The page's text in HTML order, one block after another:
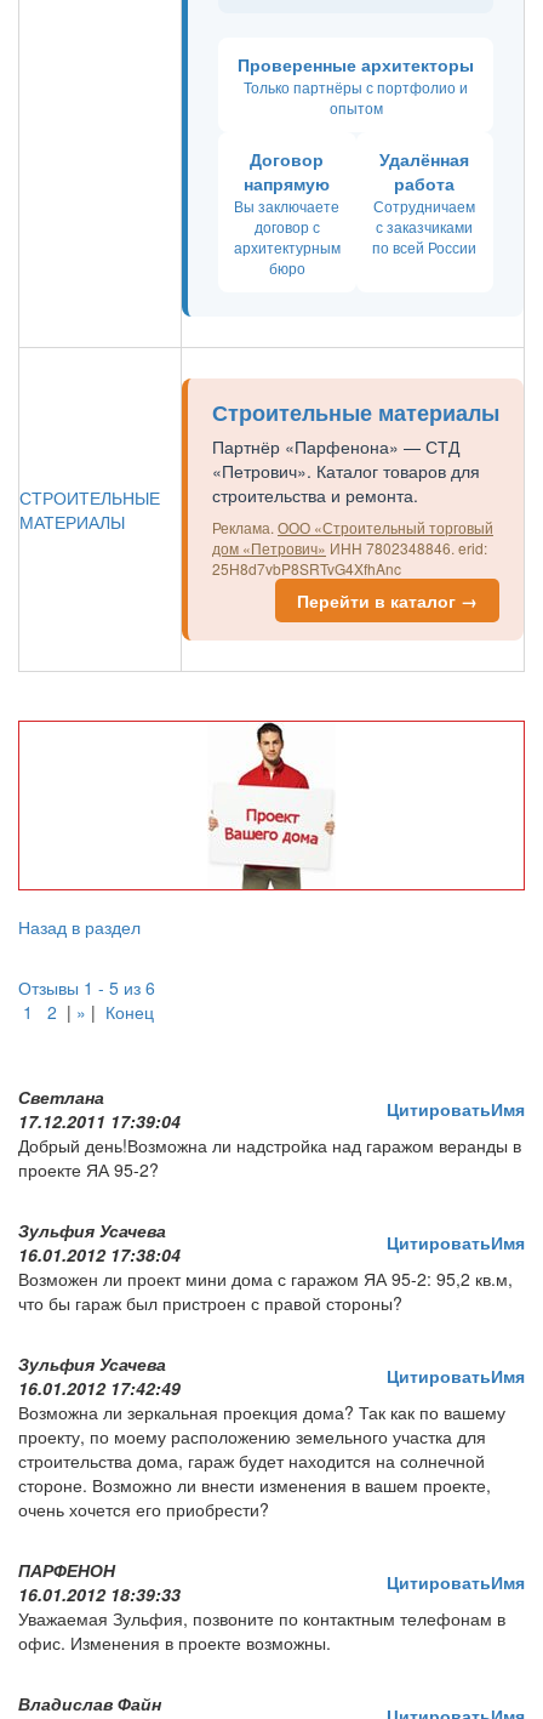
Проверенные архитекторы
Только партнёры с портфолио и
опытом
Договор
напрямую
Вы заключаете
договор с
архитектурным
бюро
Удалённая
работа
Сотрудничаем
с заказчиками
по всей России
СТРОИТЕЛЬНЫЕ
МАТЕРИАЛЫ
Строительные материалы
Партнёр «Парфенона» — СТД
«Петрович». Каталог товаров для
строительства и ремонта.
Реклама. ООО «Строительный торговый
дом «Петрович» ИНН 7802348846. erid:
25H8d7vbP8SRTvG4XfhAnc
Перейти в каталог →
Назад в раздел
Отзывы 1 - 5 из 6
1
2 | » | Конец
Светлана
17.12.2011 17:39:04
ЦитироватьИмя
Добрый день!Возможна ли надстройка над гаражом веранды в
проекте ЯА 95-2?
Зульфия Усачева
16.01.2012 17:38:04
ЦитироватьИмя
Возможен ли проект мини дома с гаражом ЯА 95-2: 95,2 кв.м,
что бы гараж был пристроен с правой стороны?
Зульфия Усачева
16.01.2012 17:42:49
ЦитироватьИмя
Возможна ли зеркальная проекция дома? Так как по вашему
проекту, по моему расположению земельного участка для
строительства дома, гараж будет находится на солнечной
стороне. Возможно ли внести изменения в вашем проекте,
очень хочется его приобрести?
ПАРФЕНОН
16.01.2012 18:39:33
ЦитироватьИмя
Уважаемая Зульфия, позвоните по контактным телефонам в
офис. Изменения в проекте возможны.
Владислав Файн